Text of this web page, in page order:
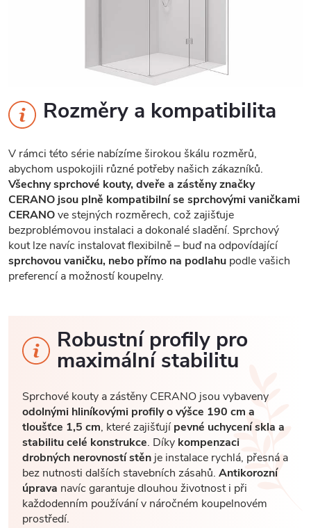
Rozměry a kompatibilita
V rámci této série nabízíme širokou škálu rozměrů,
abychom uspokojili různé potřeby našich zákazníků.
Všechny sprchové kouty, dveře a zástěny značky
CERANO jsou plně kompatibilní se sprchovými vaničkami
CERANOve stejných rozměrech, což zajišťuje
bezproblémovou instalaci a dokonalé sladění. Sprchový
kout lze navíc instalovat flexibilně – buď na odpovídající
sprchovou vaničku, nebo přímo na podlahu podle vašich
preferencí a možností koupelny.
Robustní profily pro
maximální stabilitu
Sprchové kouty a zástěny CERANO jsou vybaveny
odolnými hliníkovými profily o výšce 190 cm a
tloušťce 1,5 cm, které zajišťujípevné uchycení skla a
stabilitu celé konstrukce. Díky kompenzaci
drobných nerovností stěn je instalace rychlá, přesná a
bez nutnosti dalších stavebních zásahů. Antikorozní
úprava navíc garantuje dlouhou životnost i při
každodenním používání v náročném koupelnovém
prostředí.